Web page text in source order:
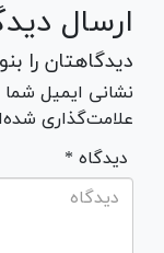
ارسال
دیدگاهتان را
نشانی ایمیل
علامت‌گذاری
* دیدگاه